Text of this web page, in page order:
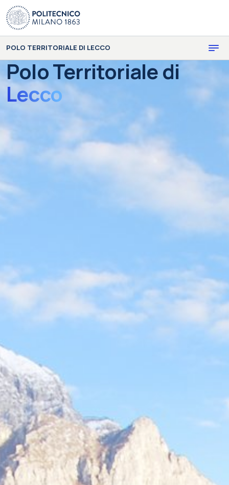
Skip to main content
Skip to page footer
POLO TERRITORIALE DI LECCO
Polo Territoriale di
Lecco